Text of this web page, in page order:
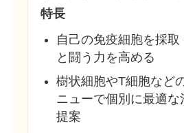
特長
自己の免疫細胞を採
と闘う力を高める
樹状細胞やT細胞など
ニューで個別に最適
提案